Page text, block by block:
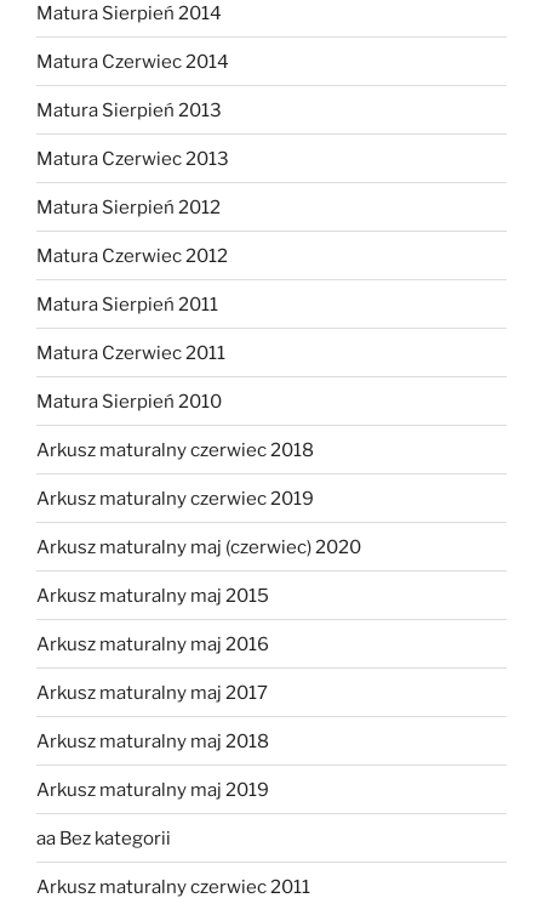
Matura Sierpień 2014
Matura Czerwiec 2014
Matura Sierpień 2013
Matura Czerwiec 2013
Matura Sierpień 2012
Matura Czerwiec 2012
Matura Sierpień 2011
Matura Czerwiec 2011
Matura Sierpień 2010
Arkusz maturalny czerwiec 2018
Arkusz maturalny czerwiec 2019
Arkusz maturalny maj (czerwiec) 2020
Arkusz maturalny maj 2015
Arkusz maturalny maj 2016
Arkusz maturalny maj 2017
Arkusz maturalny maj 2018
Arkusz maturalny maj 2019
aa Bez kategorii
Arkusz maturalny czerwiec 2011